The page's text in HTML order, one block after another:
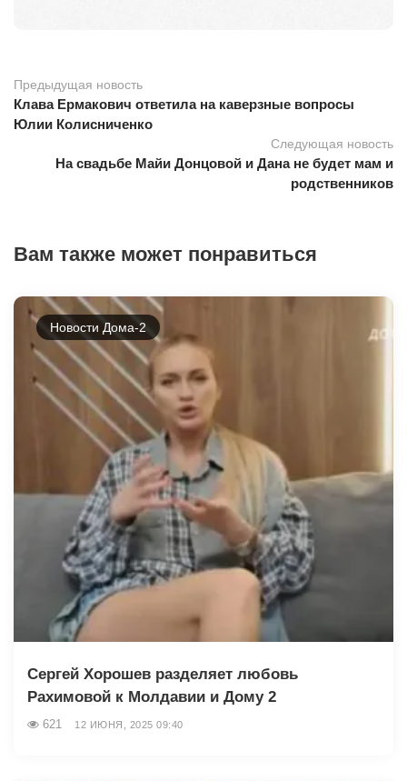
Предыдущая новость
Клава Ермакович ответила на каверзные вопросы
Юлии Колисниченко
Следующая новость
На свадьбе Майи Донцовой и Дана не будет мам и
родственников
Вам также может понравиться
Новости Дома-2
Сергей Хорошев разделяет любовь
Рахимовой к Молдавии и Дому 2
621 12 ИЮНЯ, 2025 09:40